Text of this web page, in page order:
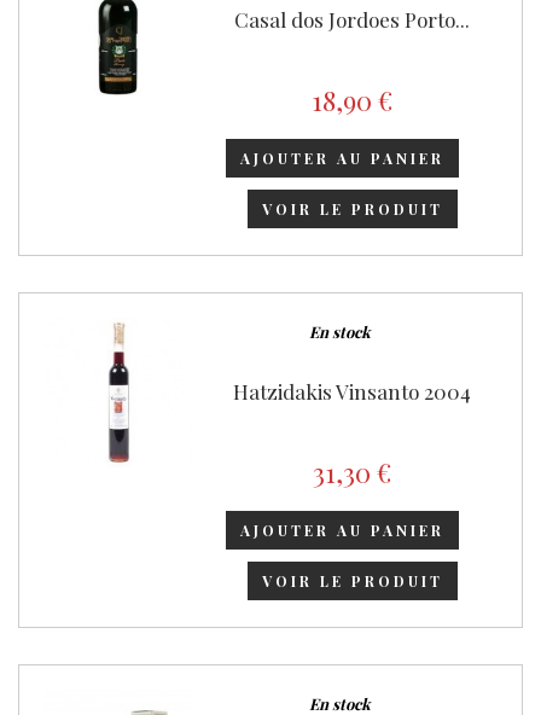
Casal dos Jordoes Porto...
18,90 €
AJOUTER AU PANIER
VOIR LE PRODUIT
En stock
Hatzidakis Vinsanto 2004
31,30 €
AJOUTER AU PANIER
VOIR LE PRODUIT
En stock